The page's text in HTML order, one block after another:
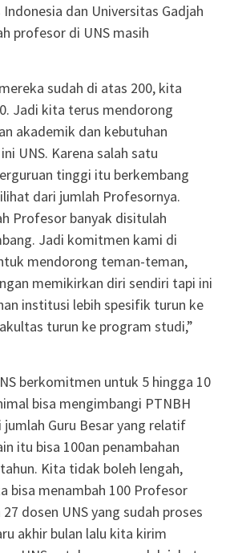
dan Universitas Gadjah
profesor di UNS masih
sudah di atas 200, kita
Jadi kita terus mendorong
akademik dan kebutuhan
UNS. Karena salah satu
tinggi itu berkembang
dari jumlah Profesornya.
Profesor banyak disitulah
Jadi komitmen kami di
mendorong teman-teman,
memikirkan diri sendiri tapi ini
institusi lebih spesifik turun ke
turun ke program studi,”
berkomitmen untuk 5 hingga 10
bisa mengimbangi PTNBH
Guru Besar yang relatif
itu bisa 100an penambahan
Kita tidak boleh lengah,
bisa menambah 100 Profesor
dosen UNS yang sudah proses
akhir bulan lalu kita kirim